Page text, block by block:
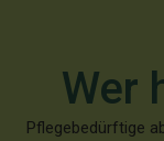
Wer
Pflegebedürftige